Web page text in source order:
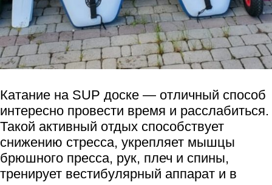
Катание на SUP доске — отличный способ
интересно провести время и расслабиться.
Такой активный отдых способствует
снижению стресса, укрепляет мышцы
брюшного пресса, рук, плеч и спины,
тренирует вестибулярный аппарат и в